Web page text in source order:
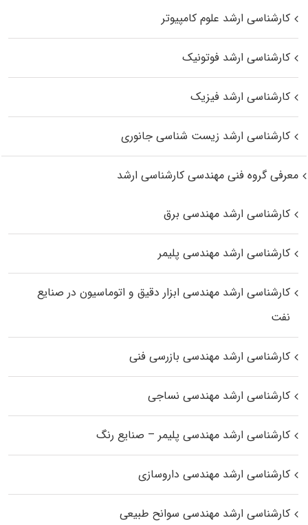
کارشناسی ارشد علوم کامپیوتر
کارشناسی ارشد فوتونیک
کارشناسی ارشد فیزیک
کارشناسی ارشد زیست‌ شناسی جانوری
معرفی گروه فنی مهندسی کارشناسی ارشد
کارشناسی ارشد مهندسی برق
کارشناسی ارشد مهندسی پلیمر
کارشناسی ارشد مهندسی ابزار دقیق و اتوماسیون در صنایع
نفت
کارشناسی ارشد مهندسی بازرسی فنی
کارشناسی ارشد مهندسی نساجی
کارشناسی ارشد مهندسی پلیمر – صنایع رنگ
کارشناسی ارشد مهندسی داروسازی
کارشناسی ارشد مهندسی سوانح طبیعی